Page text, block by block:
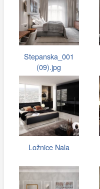
Stepanska_001
(09).jpg
Ložnice Nala